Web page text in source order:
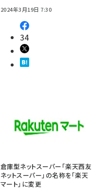
2024年3月19日 7:30
34
倉庫型ネットスーパー「楽天西友
ネットスーパー」の名称を「楽天
マート」に変更